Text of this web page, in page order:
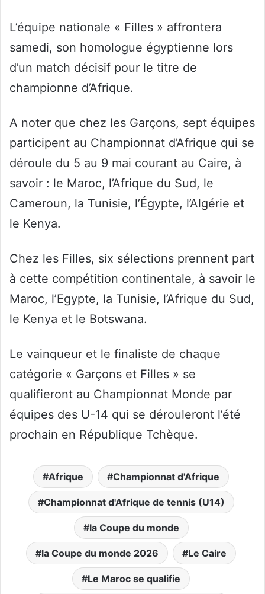
L’équipe nationale « Filles » affrontera
samedi, son homologue égyptienne lors
d’un match décisif pour le titre de
championne d’Afrique.
A noter que chez les Garçons, sept équipes
participent au Championnat d’Afrique qui se
déroule du 5 au 9 mai courant au Caire, à
savoir : le Maroc, l’Afrique du Sud, le
Cameroun, la Tunisie, l’Égypte, l’Algérie et
le Kenya.
Chez les Filles, six sélections prennent part
à cette compétition continentale, à savoir le
Maroc, l’Egypte, la Tunisie, l’Afrique du Sud,
le Kenya et le Botswana.
Le vainqueur et le finaliste de chaque
catégorie « Garçons et Filles » se
qualifieront au Championnat Monde par
équipes des U-14 qui se dérouleront l’été
prochain en République Tchèque.
Afrique Championnat d'Afrique
Championnat d'Afrique de tennis (U14)
la Coupe du monde
la Coupe du monde 2026 Le Caire
Le Maroc se qualifie